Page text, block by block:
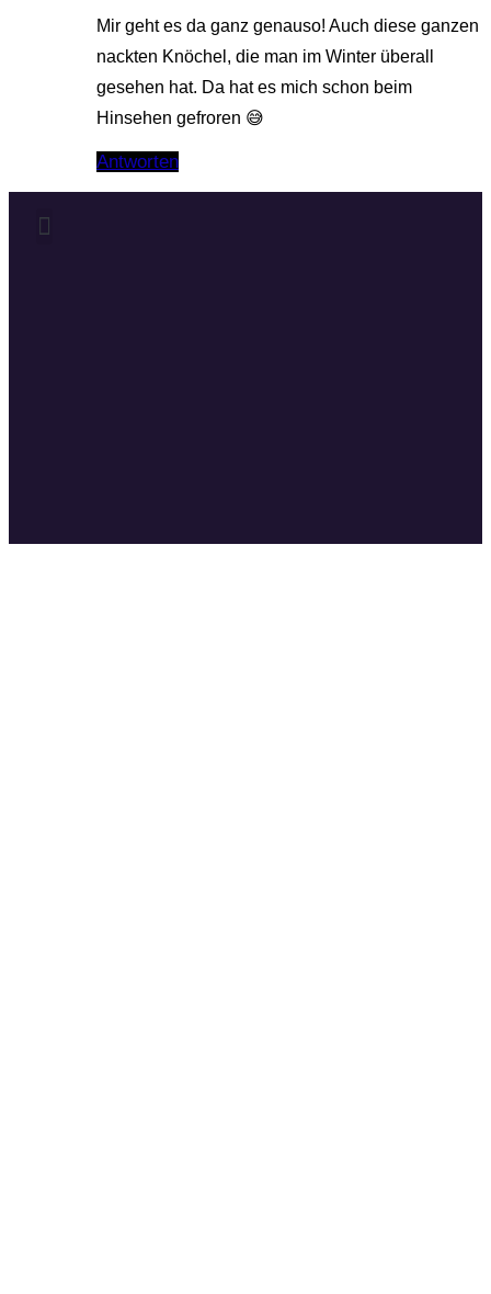
Mir geht es da ganz genauso! Auch diese ganzen
nackten Knöchel, die man im Winter überall
gesehen hat. Da hat es mich schon beim
Hinsehen gefroren 😅
Antworten